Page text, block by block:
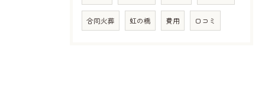
合同火葬 虹の橋 費用 口コミ